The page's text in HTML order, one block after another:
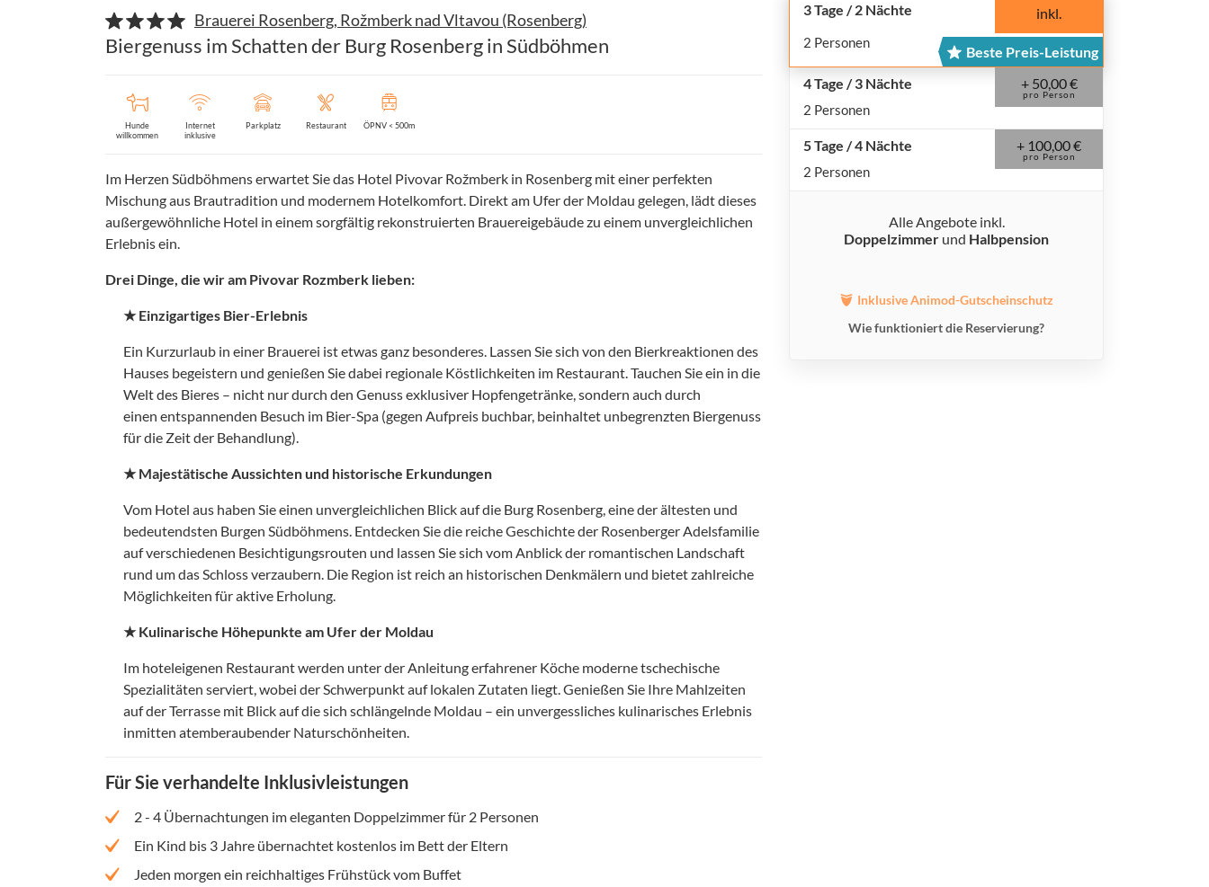
Brauerei Rosenberg, Rožmberk nad Vltavou (Rosenberg)
Biergenuss im Schatten der Burg Rosenberg in Südböhmen
Hunde
willkommen
Internet
inklusive
Parkplatz Restaurant ÖPNV < 500m
Im Herzen Südböhmens erwartet Sie das Hotel Pivovar Rožmberk in Rosenberg mit einer perfekten
Mischung aus Brautradition und modernem Hotelkomfort. Direkt am Ufer der Moldau gelegen, lädt dieses
außergewöhnliche Hotel in einem sorgfältig rekonstruierten Brauereigebäude zu einem unvergleichlichen
Erlebnis ein.
Drei Dinge, die wir am Pivovar Rozmberk lieben:
★ Einzigartiges Bier-Erlebnis
Ein Kurzurlaub in einer Brauerei ist etwas ganz besonderes. Lassen Sie sich von den Bierkreaktionen des
Hauses begeistern und genießen Sie dabei regionale Köstlichkeiten im Restaurant. Tauchen Sie ein in die
Welt des Bieres – nicht nur durch den Genuss exklusiver Hopfengetränke, sondern auch durch
einen entspannenden Besuch im Bier-Spa (gegen Aufpreis buchbar, beinhaltet unbegrenzten Biergenuss
für die Zeit der Behandlung).
★ Majestätische Aussichten und historische Erkundungen
Vom Hotel aus haben Sie einen unvergleichlichen Blick auf die Burg Rosenberg, eine der ältesten und
bedeutendsten Burgen Südböhmens. Entdecken Sie die reiche Geschichte der Rosenberger Adelsfamilie
auf verschiedenen Besichtigungsrouten und lassen Sie sich vom Anblick der romantischen Landschaft
rund um das Schloss verzaubern. Die Region ist reich an historischen Denkmälern und bietet zahlreiche
Möglichkeiten für aktive Erholung.
★ Kulinarische Höhepunkte am Ufer der Moldau
Im hoteleigenen Restaurant werden unter der Anleitung erfahrener Köche moderne tschechische
Spezialitäten serviert, wobei der Schwerpunkt auf lokalen Zutaten liegt. Genießen Sie Ihre Mahlzeiten
auf der Terrasse mit Blick auf die sich schlängelnde Moldau – ein unvergessliches kulinarisches Erlebnis
inmitten atemberaubender Naturschönheiten.
Für Sie verhandelte Inklusivleistungen
2 - 4 Übernachtungen im eleganten Doppelzimmer für 2 Personen
Ein Kind bis 3 Jahre übernachtet kostenlos im Bett der Eltern
Jeden morgen ein reichhaltiges Frühstück vom Buffet
3 Tage / 2 Nächte inkl.
2 Personen
Beste Preis-Leistung
4 Tage / 3 Nächte
+ 50,00 €
pro Person
2 Personen
5 Tage / 4 Nächte + 100,00 €
pro Person
2 Personen
Alle Angebote inkl.
Doppelzimmer und Halbpension
Inklusive Animod-Gutscheinschutz
Wie funktioniert die Reservierung?